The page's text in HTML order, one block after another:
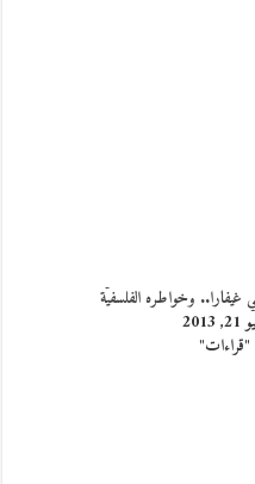
غيفارا.. وخواطره الفلسفيّة
"قراءات"